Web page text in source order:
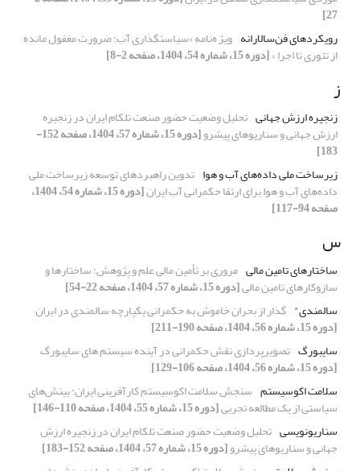
27]
رویکردهای فن‌سالارانه ویژ ه‌نامه «سیاستگذاری آب: ضرورت مغفول مانده
از تئوری تا اجرا »[دوره 15، شماره 54، 1404، صفحه 2-8]
ز
زنجیره ارزش جهانی تحلیل وضعیت حضور صنعت تلکام ایران در زنجیره
ارزش جهانی و سناریوهای پیشرو [دوره 15، شماره 57، 1404، صفحه 152-
183]
زیرساخت‌ ملی داده‌های آب و هوا تدوین راهبردهای توسعه زیرساخت‌ ملی
داده‌های آب و هوا برای ارتقا حکمرانی آب ایران [دوره 15، شماره 54، 1404،
صفحه 94-117]
س
ساختارهای تامین مالی مروری بر تأمین مالی علم و پژوهش: ساختارها و
سازوکارهای تامین مالی[دوره 15، شماره 57، 1404، صفحه 22-54]
سالمندی" گذار از بحران خاموش به حکمرانی یکپارچه سالمندی در ایران
[دوره 15، شماره 56، 1404، صفحه 190-211]
سایبورگ تصویرپردازی نقش حکمرانی در آینده سیستم های سایبورگ
[دوره 15، شماره 56، 1404، صفحه 106-129]
سلامت اکوسیستم سنجش سلامت اکوسیستم کارآفرینی ایران: بینش‌های
سیاستی از یک مطالعه تجربی[دوره 15، شماره 55، 1404، صفحه 110-146]
سناریو‌نویسی تحلیل وضعیت حضور صنعت تلکام ایران در زنجیره ارزش
جهانی و سناریوهای پیشرو[دوره 15، شماره 57، 1404، صفحه 152-183]